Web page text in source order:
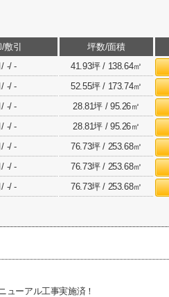
引 坪数/面積
-/ - 41.93坪 / 138.64㎡
-/ - 52.55坪 / 173.74㎡
-/ - 28.81坪 / 95.26㎡
-/ - 28.81坪 / 95.26㎡
-/ - 76.73坪 / 253.68㎡
-/ - 76.73坪 / 253.68㎡
-/ - 76.73坪 / 253.68㎡
ューアル工事実施済！